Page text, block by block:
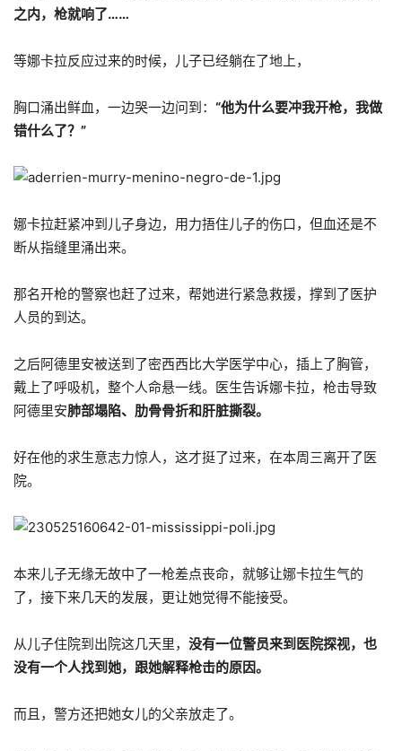
之内，枪就响了……
等娜卡拉反应过来的时候，儿子已经躺在了地上，
胸口涌出鲜血，一边哭一边问到： “他为什么要冲我开枪，我做
错什么了？”
娜卡拉赶紧冲到儿子身边，用力捂住儿子的伤口，但血还是不
断从指缝里涌出来。
那名开枪的警察也赶了过来，帮她进行紧急救援，撑到了医护
人员的到达。
之后阿德里安被送到了密西西比大学医学中心，插上了胸管，
戴上了呼吸机，整个人命悬一线。医生告诉娜卡拉，枪击导致
阿德里安肺部塌陷、肋骨骨折和肝脏撕裂。
好在他的求生意志力惊人，这才挺了过来，在本周三离开了医
院。
本来儿子无缘无故中了一枪差点丧命，就够让娜卡拉生气的
了，接下来几天的发展，更让她觉得不能接受。
从儿子住院到出院这几天里， 没有一位警员来到医院探视，也
没有一个人找到她，跟她解释枪击的原因。
而且，警方还把她女儿的父亲放走了。